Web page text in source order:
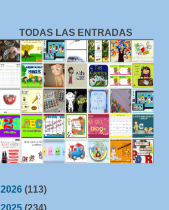
TODAS LAS ENTRADAS
2026 (113)